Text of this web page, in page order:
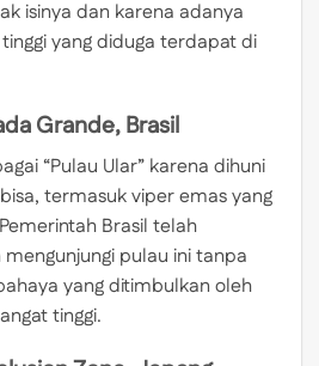
isinya dan karena adanya
yang diduga terdapat di
Grande, Brasil
“Pulau Ular” karena dihuni
termasuk viper emas yang
Brasil telah
pulau ini tanpa
yang ditimbulkan oleh
tinggi.